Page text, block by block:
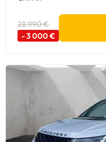
28 990 €
- 3 000 €